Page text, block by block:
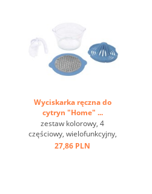
Wyciskarka ręczna do
cytryn "Home" ...
zestaw kolorowy, 4
częściowy, wielofunkcyjny,
w pudełku ...
27,86 PLN